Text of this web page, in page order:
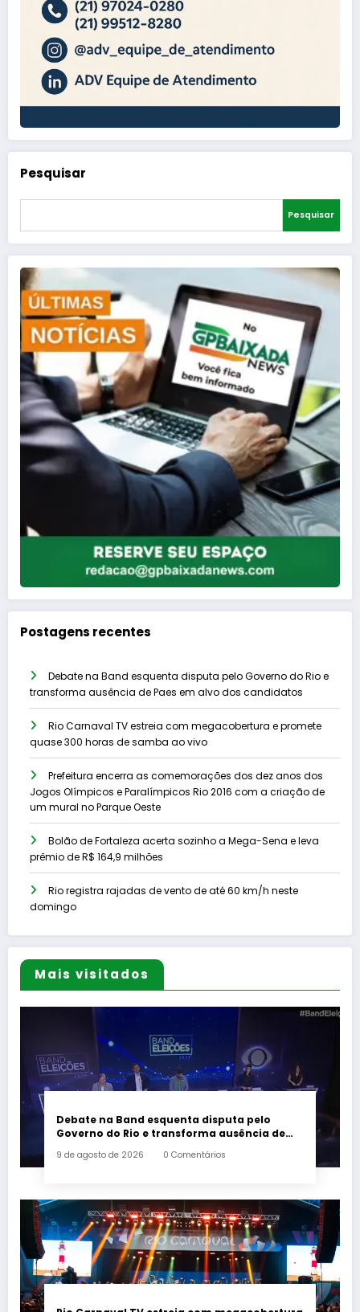
Pesquisar
Pesquisar
Postagens recentes
Debate na Band esquenta disputa pelo Governo do Rio e
transforma ausência de Paes em alvo dos candidatos
Rio Carnaval TV estreia com megacobertura e promete
quase 300 horas de samba ao vivo
Prefeitura encerra as comemorações dos dez anos dos
Jogos Olímpicos e Paralímpicos Rio 2016 com a criação de
um mural no Parque Oeste
Bolão de Fortaleza acerta sozinho a Mega-Sena e leva
prêmio de R$ 164,9 milhões
Rio registra rajadas de vento de até 60 km/h neste
domingo
Mais visitados
Debate na Band esquenta disputa pelo
Governo do Rio e transforma ausência de
9 de agosto de 2026 0 Comentários